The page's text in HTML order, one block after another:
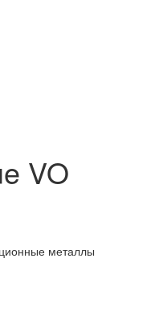
VO
металлы